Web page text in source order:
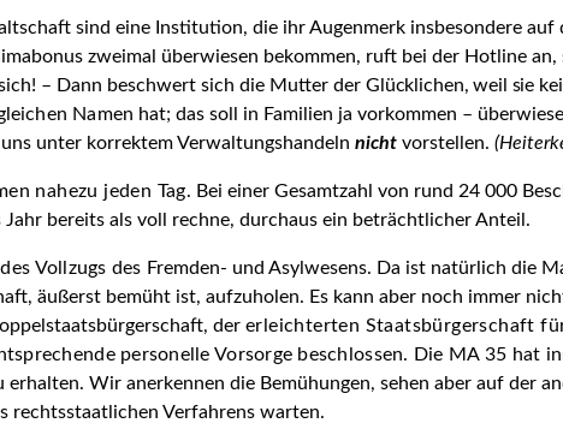
sind eine Institution, die ihr Augenmerk insbesondere
zweimal überwiesen bekommen, ruft bei der Hotline
– Dann beschwert sich die Mutter der Glücklichen, weil sie
Namen hat; das soll in Familien ja vorkommen –
unter korrektem Verwaltungshandeln nicht vorstellen.
nahezu jeden Tag. Bei einer Gesamtzahl von rund 24 000
bereits als voll rechne, durchaus ein beträchtlicher Anteil.
Vollzugs des Fremden- und Asylwesens. Da ist natürlich die
äußerst bemüht ist, aufzuholen. Es kann aber noch immer
der erleichterten Staatsbürgerschaft
personelle Vorsorge beschlossen. Die MA 35 hat
Wir anerkennen die Bemühungen, sehen aber auf der
rechtsstaatlichen Verfahrens warten.